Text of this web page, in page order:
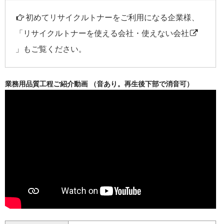
初めてリサイクルトナーをご利用になる企業様、
「 リサイクルトナーを使える会社・使えない会社
」もご覧ください。
業務用品質工程ご紹介動画 （音あり。再生後下部で消音可）